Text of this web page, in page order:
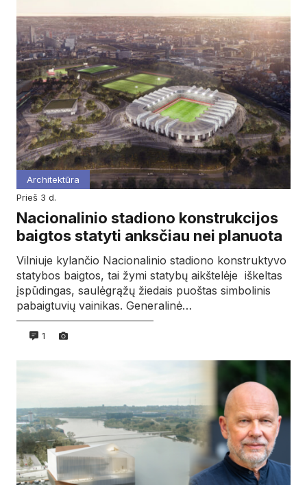
Architektūra
prieš 3 d.
Nacionalinio stadiono konstrukcijos
baigtos statyti anksčiau nei planuota
Vilniuje kylančio Nacionalinio stadiono konstruktyvo
statybos baigtos, tai žymi statybų aikštelėje iškeltas
įspūdingas, saulėgrąžų žiedais puoštas simbolinis
pabaigtuvių vainikas. Generalinė…
1